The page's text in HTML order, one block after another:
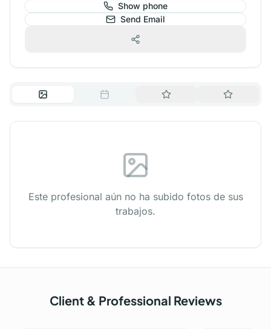
Show phone
Send Email
Este profesional aún no ha subido fotos de sus
trabajos.
Client & Professional Reviews